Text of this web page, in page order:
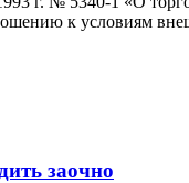
к условиям
заочно